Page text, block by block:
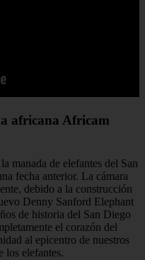
africana Africam
manada de elefantes del San
fecha anterior. La cámara
debido a la construcción
Denny Sanford Elephant
de historia del San Diego
el corazón del
al epicentro de nuestros
los elefantes.